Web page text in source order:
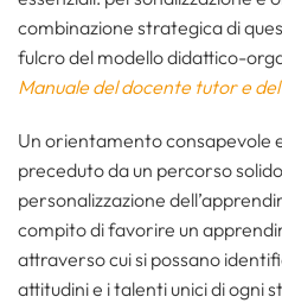
combinazione strategica di
fulcro del modello didattico-
Manuale del docente tutor e
Un orientamento consapevole
preceduto da un percorso
personalizzazione
compito di favorire un
attraverso cui si possano
attitudini e i talenti unici di ogni